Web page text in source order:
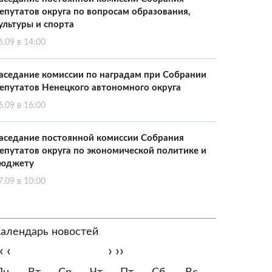
округа по вопросам образования,
и спорта
в 14:00
комиссии по наградам при Собрании
Ненецкого автономного округа
в 16:00
постоянной комиссии Собрания
округа по экономической политике и
в 10:00
новостей
‹ › ››